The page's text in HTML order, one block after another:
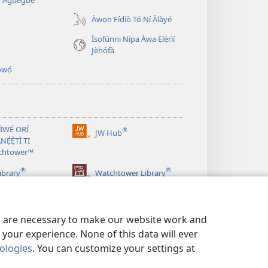
necessary to make our website work and
experience. None of this data will ever
. You can customize your settings at
Àwọn Fídíò Tó Ní Àlàyé
Ìsọfúnni Nípa Àwa Ẹlẹ́rìí
Jèhófà
ORÍ
TI
JW Hub®
(opens
® Watchtower Library®